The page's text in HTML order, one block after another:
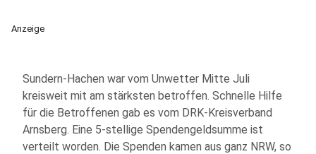
Anzeige
Sundern-Hachen war vom Unwetter Mitte Juli
kreisweit mit am stärksten betroffen. Schnelle Hilfe
für die Betroffenen gab es vom DRK-Kreisverband
Arnsberg. Eine 5-stellige Spendengeldsumme ist
verteilt worden. Die Spenden kamen aus ganz NRW, so